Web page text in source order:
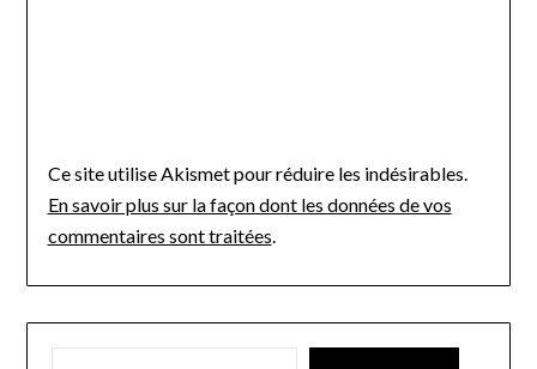
Ce site utilise Akismet pour réduire les indésirables.
En savoir plus sur la façon dont les données de vos
commentaires sont traitées.